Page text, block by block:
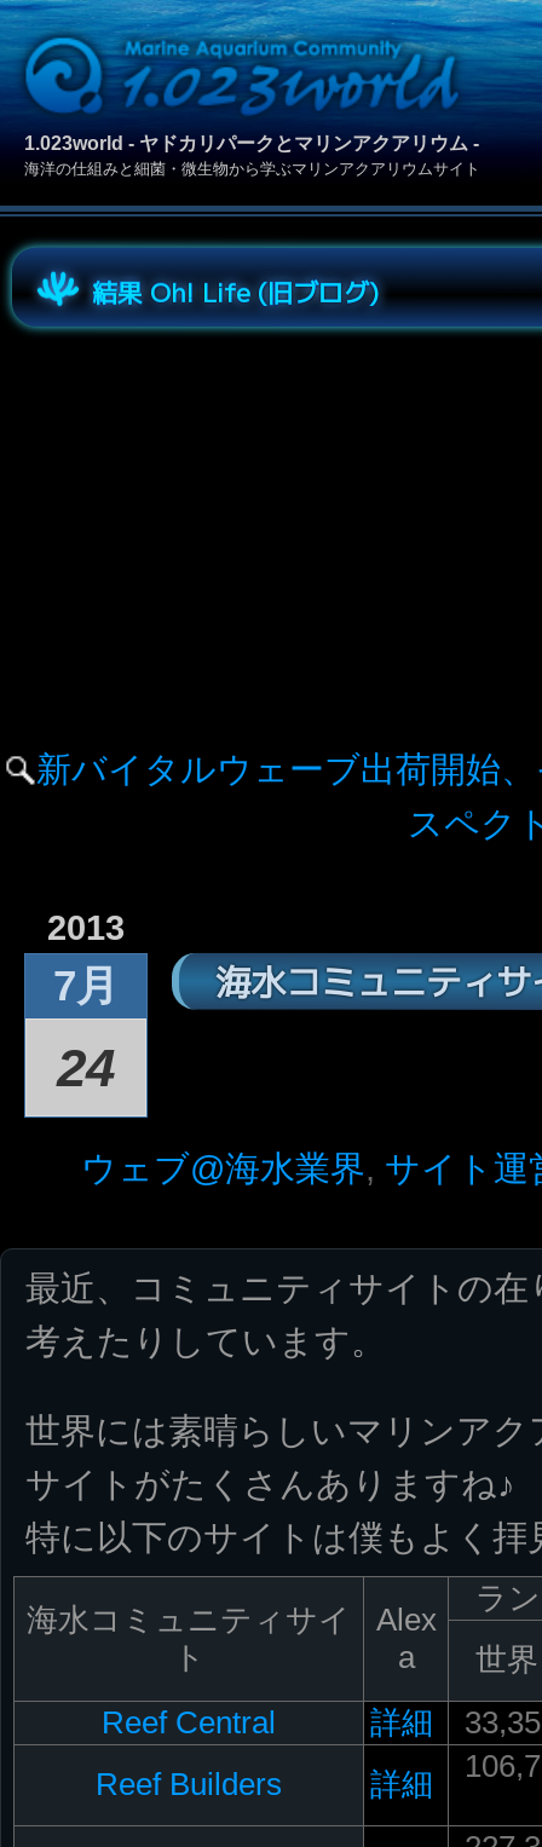
1.023world - ヤドカリパークとマリンアクアリウム -
海洋の仕組みと細菌・微生物から学ぶマリンアクアリウムサイト
結果 Oh! Life (旧ブログ)
新バイタルウェーブ出荷開始
スペク
2013
7月
24
海水コミュニティサ
ウェブ@海水業界, サイト運
最近、コミュニティサイトの
考えたりしています。
世界には素晴らしいマリンア
サイトがたくさんありますね♪
特に以下のサイトは僕もよく拝
海水コミュニティサイ
ト
Alex
a
ラ
世界
Reef Central
詳細
Reef Builders
詳細